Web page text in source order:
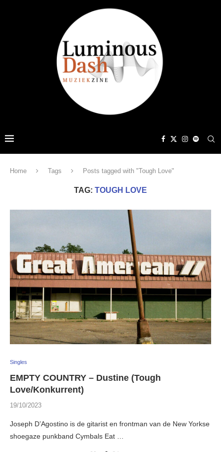
Home Tags Posts tagged with "Tough Love"
TAG: TOUGH LOVE
Singles
EMPTY COUNTRY – Dustine (Tough
Love/Konkurrent)
19/10/2023
Joseph D’Agostino is de gitarist en frontman van de New Yorkse
shoegaze punkband Cymbals Eat …